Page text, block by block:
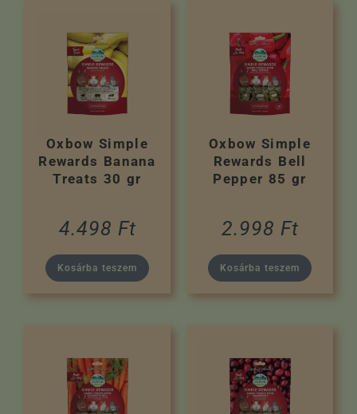
Oxbow Simple
Rewards Banana
Treats 30 gr
4.498 Ft
Kosárba teszem
Oxbow Simple
Rewards Bell
Pepper 85 gr
2.998 Ft
Kosárba teszem